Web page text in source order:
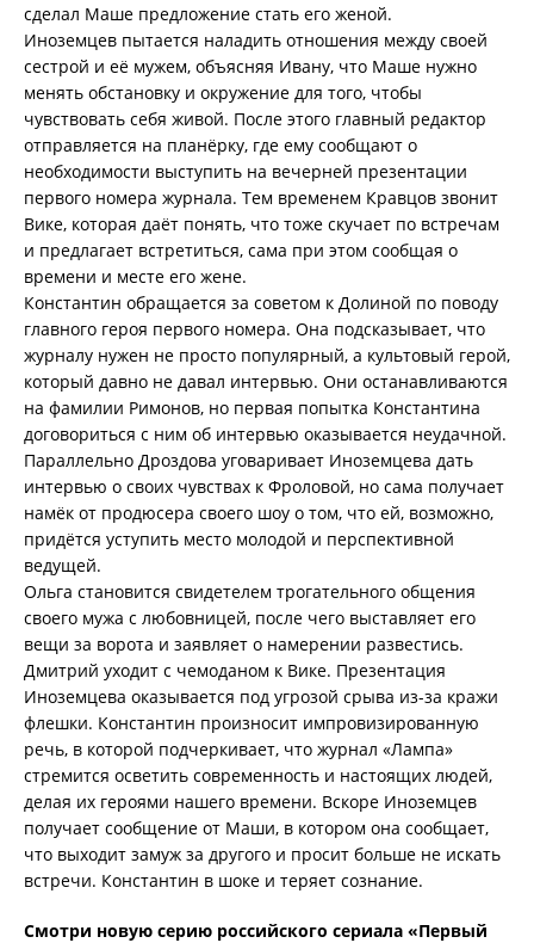
сделал Маше предложение стать его женой.
Иноземцев пытается наладить отношения между своей
сестрой и её мужем, объясняя Ивану, что Маше нужно
менять обстановку и окружение для того, чтобы
чувствовать себя живой. После этого главный редактор
отправляется на планёрку, где ему сообщают о
необходимости выступить на вечерней презентации
первого номера журнала. Тем временем Кравцов звонит
Вике, которая даёт понять, что тоже скучает по встречам
и предлагает встретиться, сама при этом сообщая о
времени и месте его жене.
Константин обращается за советом к Долиной по поводу
главного героя первого номера. Она подсказывает, что
журналу нужен не просто популярный, а культовый герой,
который давно не давал интервью. Они останавливаются
на фамилии Римонов, но первая попытка Константина
договориться с ним об интервью оказывается неудачной.
Параллельно Дроздова уговаривает Иноземцева дать
интервью о своих чувствах к Фроловой, но сама получает
намёк от продюсера своего шоу о том, что ей, возможно,
придётся уступить место молодой и перспективной
ведущей.
Ольга становится свидетелем трогательного общения
своего мужа с любовницей, после чего выставляет его
вещи за ворота и заявляет о намерении развестись.
Дмитрий уходит с чемоданом к Вике. Презентация
Иноземцева оказывается под угрозой срыва из-за кражи
флешки. Константин произносит импровизированную
речь, в которой подчеркивает, что журнал «Лампа»
стремится осветить современность и настоящих людей,
делая их героями нашего времени. Вскоре Иноземцев
получает сообщение от Маши, в котором она сообщает,
что выходит замуж за другого и просит больше не искать
встречи. Константин в шоке и теряет сознание.
Смотри новую серию российского сериала «Первый